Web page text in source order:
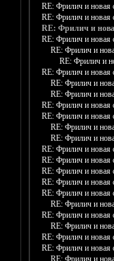
RE: Фрилич и новая
RE: Фрилич и новая
RE: Фрилич и
RE: Фрилич и новая
RE: Фрилич и
RE: Фрилич и
RE: Фрилич и новая
RE: Фрилич и
RE: Фрилич и
RE: Фрилич и новая
RE: Фрилич и новая
RE: Фрилич и
RE: Фрилич и
RE: Фрилич и новая
RE: Фрилич и новая
RE: Фрилич и новая
RE: Фрилич и новая
RE: Фрилич и новая
RE: Фрилич и
RE: Фрилич и новая
RE: Фрилич и
RE: Фрилич и новая
RE: Фрилич и новая
RE: Фрилич и